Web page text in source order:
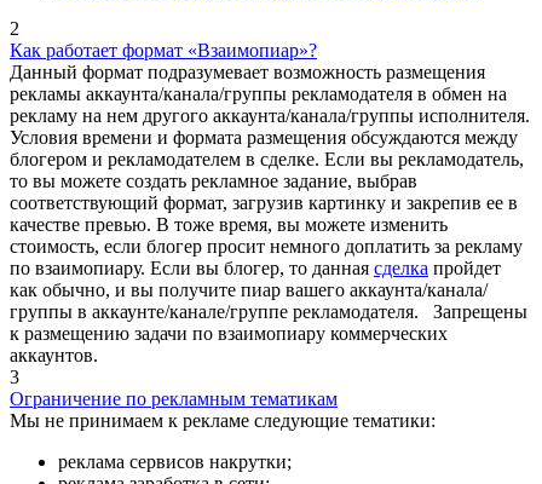
2
Как работает формат «Взаимопиар»?
Данный формат подразумевает возможность размещения
рекламы аккаунта/канала/группы рекламодателя в обмен на
рекламу на нем другого аккаунта/канала/группы исполнителя.
Условия времени и формата размещения обсуждаются между
блогером и рекламодателем в сделке. Если вы рекламодатель,
то вы можете создать рекламное задание, выбрав
соответствующий формат, загрузив картинку и закрепив ее в
качестве превью. В тоже время, вы можете изменить
стоимость, если блогер просит немного доплатить за рекламу
по взаимопиару. Если вы блогер, то данная сделка пройдет
как обычно, и вы получите пиар вашего аккаунта/канала/
группы в аккаунте/канале/группе рекламодателя. Запрещены
к размещению задачи по взаимопиару коммерческих
аккаунтов.
3
Ограничение по рекламным тематикам
Мы не принимаем к рекламе следующие тематики:
реклама сервисов накрутки;